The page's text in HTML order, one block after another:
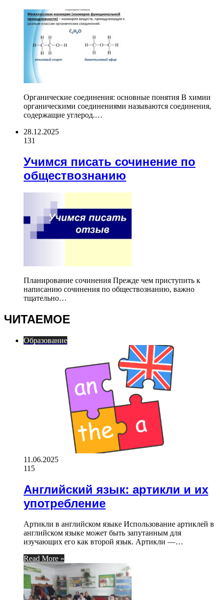
Органические соединения: основные понятия В химии
органическими соединениями называются соединения,
содержащие углерод.…
28.12.2025
131
Учимся писать сочинение по
обществознанию
Планирование сочинения Прежде чем приступить к
написанию сочинения по обществознанию, важно
тщательно…
ЧИТАЕМОЕ
Образование
11.06.2025
115
Английский язык: артикли и их
употребление
Артикли в английском языке Использование артиклей в
английском языке может быть запутанным для
изучающих его как второй язык. Артикли —…
Read More »